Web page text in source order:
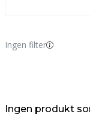
Ingen filter
Ingen produkt